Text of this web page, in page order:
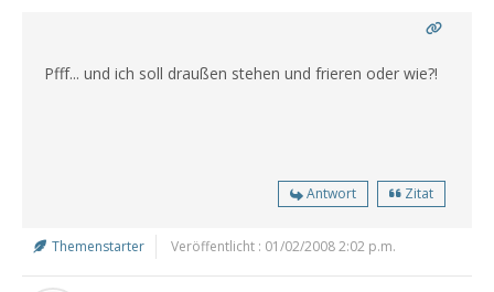
Pfff... und ich soll draußen stehen und frieren oder wie?!
Antwort Zitat
Themenstarter Veröffentlicht : 01/02/2008 2:02 p.m.